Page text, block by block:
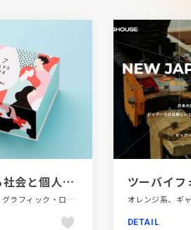
生理にまつわる社会と個人のあり方を考えるソフィ「#NoBagForMe」プロジェクト No Bag For Me | Fashion & Beauty
かわいい、イラスト、グラフィック・ロゴ、ナチュラル、ピンク系、ファッション・ビューティー、ブラック系 、ブルー系、ホワイト系、ポップ、レッド系、医療・ヘルスケア
DETAIL